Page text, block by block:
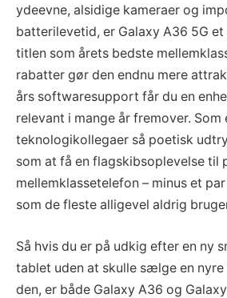
ydeevne, alsidige kameraer og
batterilevetid, er Galaxy A36 5G
titlen som årets bedste
rabatter gør den endnu mere
års softwaresupport får du en
relevant i mange år fremover. Som
teknologikollegaer så poetisk
som at få en flagskibsoplevelse til
mellemklassetelefon – minus et
som de fleste alligevel aldrig
Så hvis du er på udkig efter en ny
tablet uden at skulle sælge en
den, er både Galaxy A36 og